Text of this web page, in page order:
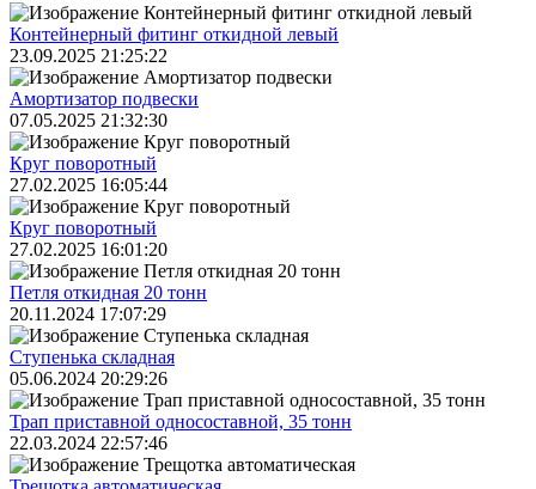
Контейнерный фитинг откидной левый
23.09.2025 21:25:22
Амортизатор подвески
07.05.2025 21:32:30
Круг поворотный
27.02.2025 16:05:44
Круг поворотный
27.02.2025 16:01:20
Петля откидная 20 тонн
20.11.2024 17:07:29
Ступенька складная
05.06.2024 20:29:26
Трап приставной односоставной, 35 тонн
22.03.2024 22:57:46